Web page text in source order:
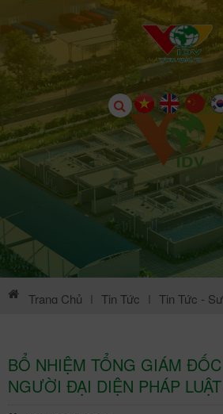
Trang Chủ | Tin Tức | Tin Tức -
BỔ NHIỆM TỔNG GIÁM
NGƯỜI ĐẠI DIỆN PHÁP